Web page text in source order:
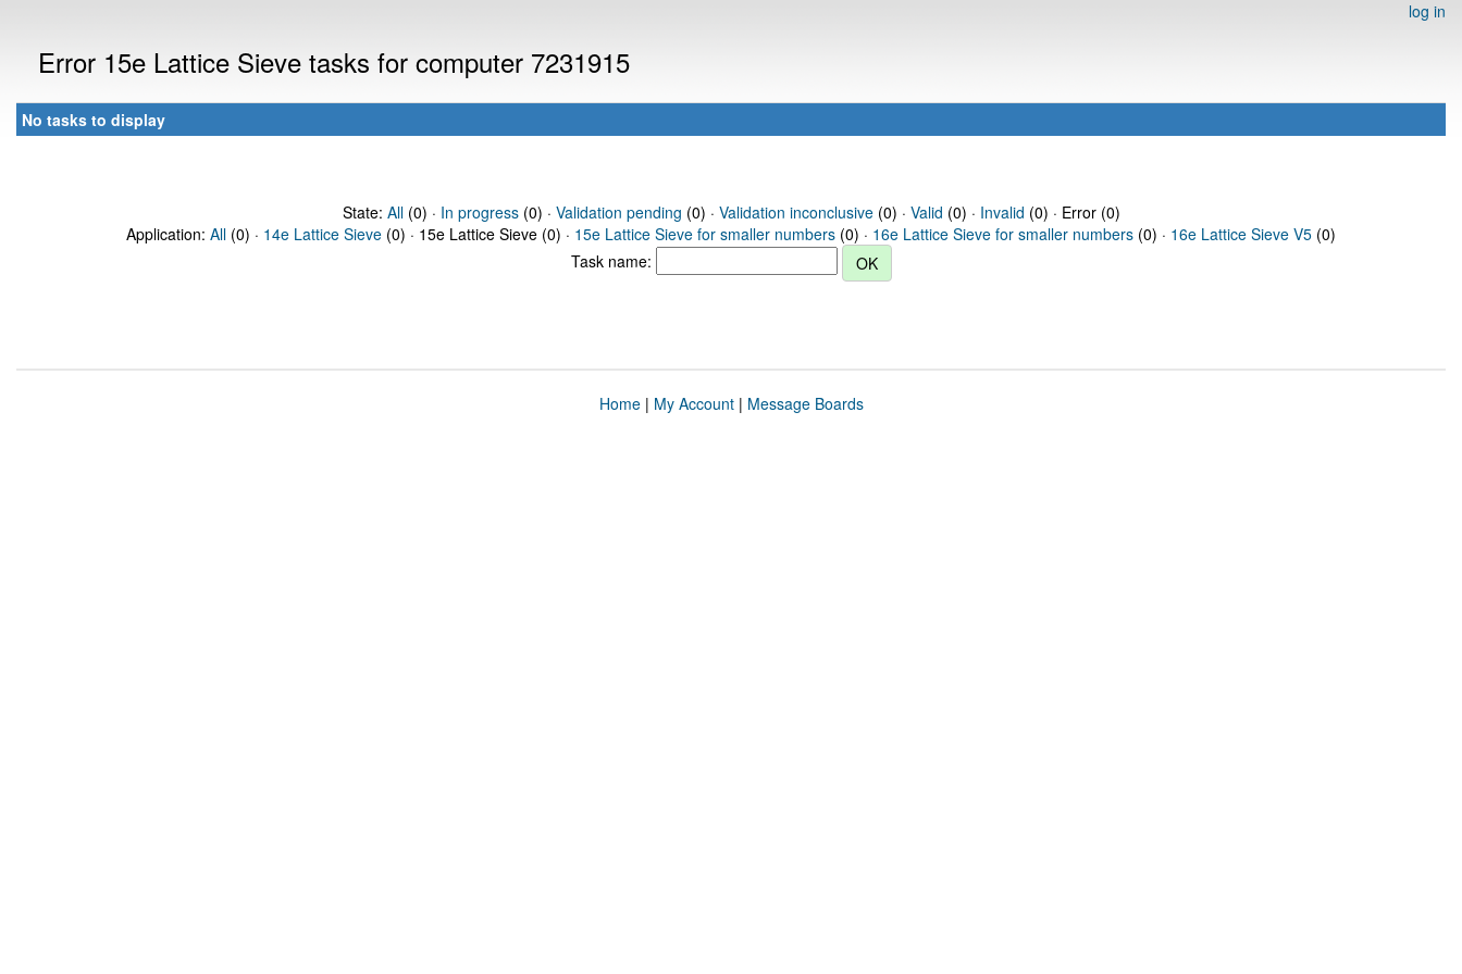
log in
Error 15e Lattice Sieve tasks for computer 7231915
No tasks to display
State: All(0) · In progress(0) · Validation pending (0) · Validation inconclusive(0) · Valid (0) · Invalid (0) · Error (0)
Application: All (0) · 14e Lattice Sieve (0) · 15e Lattice Sieve (0) · 15e Lattice Sieve for smaller numbers (0) · 16e Lattice Sieve for smaller numbers (0) · 16e Lattice Sieve V5 (0)
Task name:
Home| My Account| Message Boards